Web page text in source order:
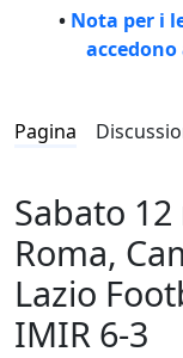
• Nota per i
Pagina
Sabato
Roma,
Lazio
IMIR 6-3